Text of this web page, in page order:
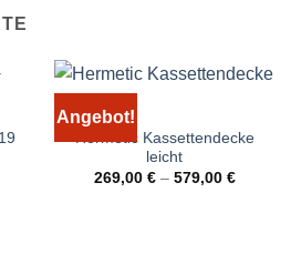
Angebot!
Hermetic Kassettendecke
leicht
269,00 €– 579,00 €